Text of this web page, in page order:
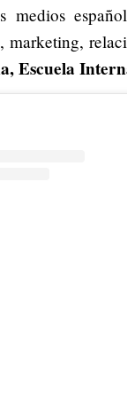
medios
marketing,
Escuela